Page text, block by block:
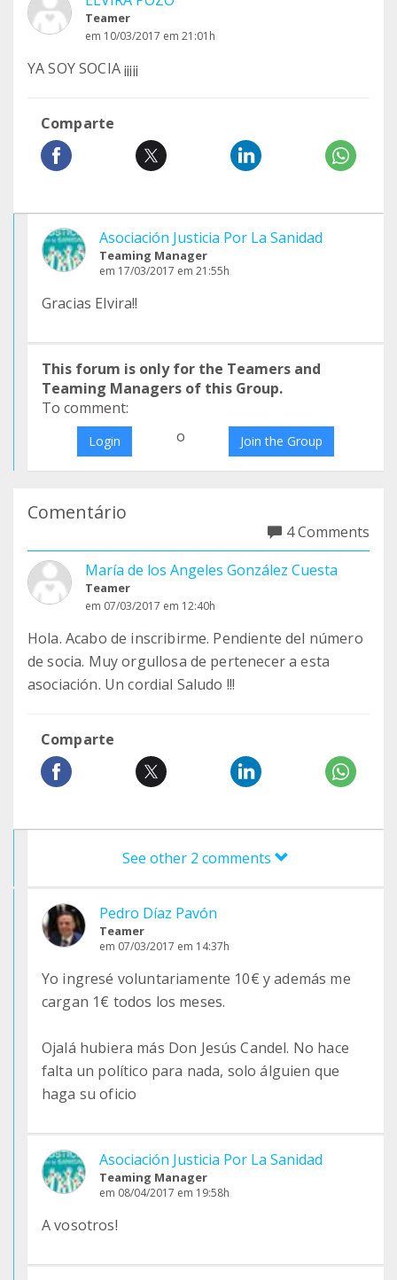
Teamer
em 10/03/2017 em 21:01h
YA SOY SOCIA ¡¡¡¡¡
Comparte
Asociación Justicia Por La Sanidad
Teaming Manager
em 17/03/2017 em 21:55h
Gracias Elvira!!
This forum is only for the Teamers and
Teaming Managers of this Group.
To comment:
Login o Join the Group
Comentário
4 Comments
María de los Angeles González Cuesta
Teamer
em 07/03/2017 em 12:40h
Hola. Acabo de inscribirme. Pendiente del número
de socia. Muy orgullosa de pertenecer a esta
asociación. Un cordial Saludo !!!
Comparte
See other 2 comments
Pedro Díaz Pavón
Teamer
em 07/03/2017 em 14:37h
Yo ingresé voluntariamente 10€ y además me
cargan 1€ todos los meses.
Ojalá hubiera más Don Jesús Candel. No hace
falta un político para nada, solo álguien que
haga su oficio
Asociación Justicia Por La Sanidad
Teaming Manager
em 08/04/2017 em 19:58h
A vosotros!